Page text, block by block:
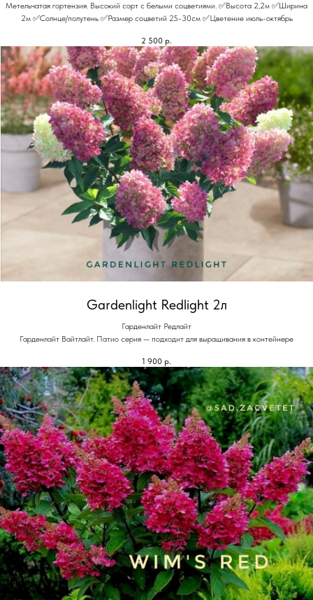
Метельчатая гортензия. Высокий сорт с белыми соцветиями. ✅Высота 2,2м ✅Ширина
2м ✅Солнце/полутень ✅Размер соцветий 25-30см ✅Цветение июль-октябрь
2 500 р.
Gardenlight Redlight 2л
Гарденлайт Редлайт
Гарденлайт Вайтлайт. Патио серия — подходит для выращивания в контейнере
1 900 р.